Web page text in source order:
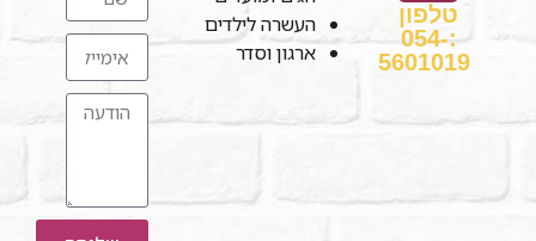
טלפון
:054-
5601019
העשרה לילדים
ארגון וסדר